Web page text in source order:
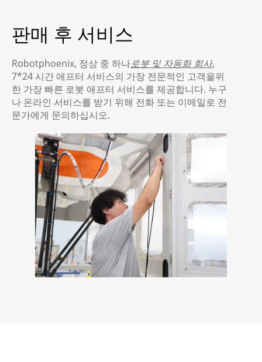
판매 후 서비스
Robotphoenix, 정상 중 하나로봇 및 자동화 회사,
7*24 시간 애프터 서비스의 가장 전문적인 고객을위
한 가장 빠른 로봇 애프터 서비스를 제공합니다. 누구
나 온라인 서비스를 받기 위해 전화 또는 이메일로 전
문가에게 문의하십시오.